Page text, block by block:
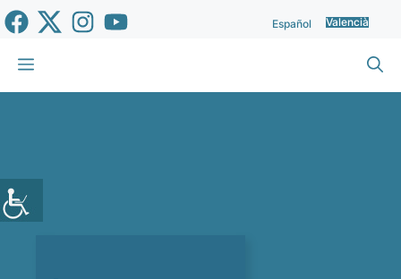
Vés
al
contingut
Español Valencià
Menu